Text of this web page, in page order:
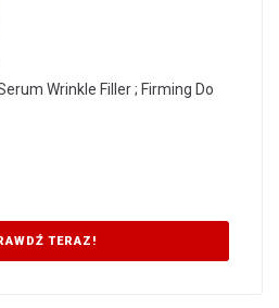
Wrinkle Filler ; Firming Do
TERAZ!